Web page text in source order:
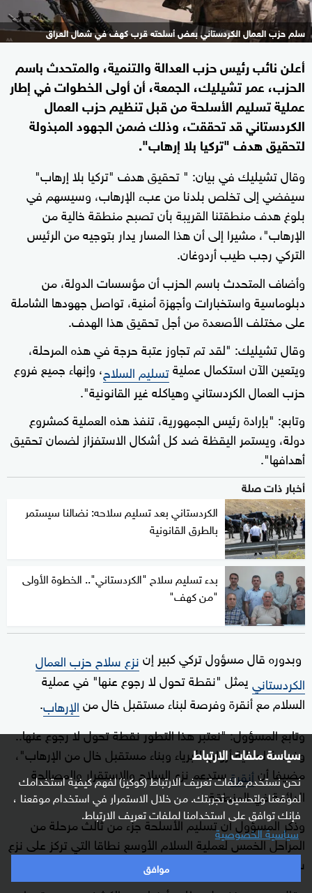
سياسة ملفات الارتباط
نحن نستخدم ملفات تعريف الارتباط (كوكيز) لفهم كيفية استخدامك
لموقعنا ولتحسين تجربتك. من خلال الاستمرار في استخدام موقعنا ،
فإنك توافق على استخدامنا لملفات تعريف الارتباط.
سياسية الخصوصية
موافق
سلم حزب العمال الكردستاني بعض أسلحته قرب كهف في شمال العراق
أعلن نائب رئيس حزب العدالة والتنمية، والمتحدث باسم
الحزب، عمر تشيليك، الجمعة، أن أولى الخطوات في إطار
عملية تسليم الأسلحة من قبل تنظيم حزب العمال
الكردستاني قد تحققت، وذلك ضمن الجهود المبذولة
لتحقيق هدف "تركيا بلا إرهاب".
وقال تشيليك في بيان: " تحقيق هدف "تركيا بلا إرهاب"
سيفضي إلى تخلص بلدنا من عبء الإرهاب، وسيسهم في
بلوغ هدف منطقتنا القريبة بأن تصبح منطقة خالية من
الإرهاب"، مشيرا إلى أن هذا المسار يدار بتوجيه من الرئيس
التركي رجب طيب أردوغان.
وأضاف المتحدث باسم الحزب أن مؤسسات الدولة، من
دبلوماسية واستخبارات وأجهزة أمنية، تواصل جهودها الشاملة
على مختلف الأصعدة من أجل تحقيق هذا الهدف.
وقال تشيليك: "لقد تم تجاوز عتبة حرجة في هذه المرحلة،
ويتعين الآن استكمال عمليةتسليم السلاح، وإنهاء جميع فروع
حزب العمال الكردستاني وهياكله غير القانونية".
وتابع: "بإرادة رئيس الجمهورية، تنفذ هذه العملية كمشروع
دولة، ويستمر اليقظة ضد كل أشكال الاستفزاز لضمان تحقيق
أهدافها".
أخبار ذات صلة
الكردستاني بعد تسليم سلاحه: نضالنا سيستمر
بالطرق القانونية
بدء تسليم سلاح "الكردستاني".. الخطوة الأولى
"من كهف"
وبدوره قال مسؤول تركي كبير إننزع سلاح حزب العمال
الكردستانييمثل "نقطة تحول لا رجوع عنها" في عملية
السلام مع أنقرة وفرصة لبناء مستقبل خال منالإرهاب.
وتابع المسؤول: "نعتبر هذا التطور نقطة تحول لا رجوع عنها..
وفرصة لحماية أرواح الأبرياء وبناء مستقبل خال من الإرهاب"،
مضيفا أنأنقرةستدعم نزع السلاح والاستقرار والمصالحة
الدائمة في المنطقة.
وذكر المسؤول أن تسليم الأسلحة جزء من ثالث مرحلة من
المراحل الخمس لعملية السلام الأوسع نطاقا التي تركز على نزع
سلاح
حزب العمال الكردستانيوحل الجماعة.